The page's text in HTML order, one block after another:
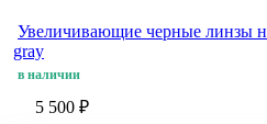
Увеличивающие черные линзы
gray
в наличии
5 500 ₽